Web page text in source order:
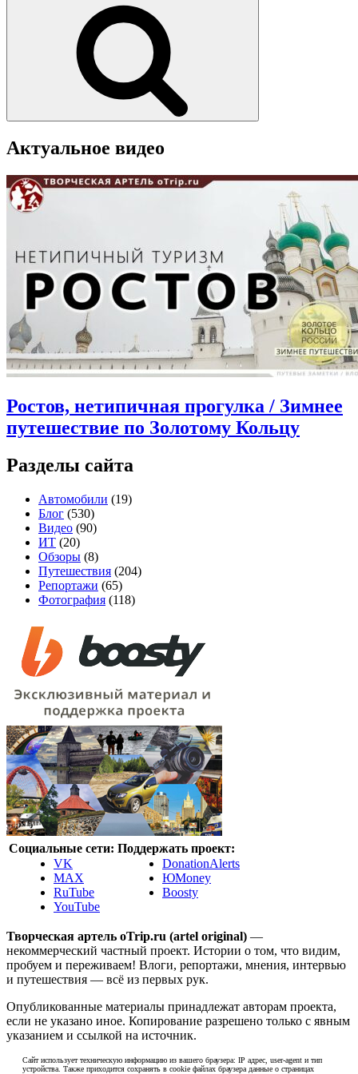
Актуальное видео
Ростов, нетипичная прогулка / Зимнее
путешествие по Золотому Кольцу
Разделы сайта
Автомобили (19)
Блог (530)
Видео (90)
ИТ (20)
Обзоры (8)
Путешествия (204)
Репортажи (65)
Фотография (118)
Социальные сети:
VK
MAX
RuTube
YouTube
Поддержать проект:
DonationAlerts
ЮMoney
Boosty
Творческая артель oTrip.ru (artel original) —
некоммерческий частный проект. Истории о том, что видим,
пробуем и переживаем! Влоги, репортажи, мнения, интервью
и путешествия — всё из первых рук.
Опубликованные материалы принадлежат авторам проекта,
если не указано иное. Копирование разрешено только с явным
указанием и ссылкой на источник.
Сайт использует техническую информацию из вашего браузера: IP адрес, user-agent и тип
устройства. Также приходится сохранять в cookie файлах браузера данные о страницах